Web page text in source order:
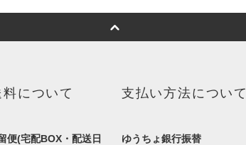
について
便(宅配BOX・配送日
支払い方法について
ゆうちょ銀行振替